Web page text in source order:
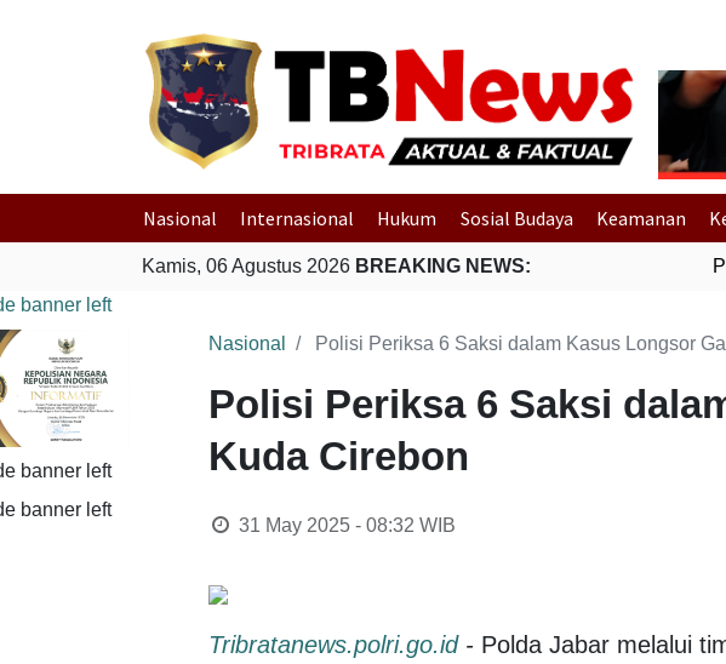
Nasional Internasional Hukum Sosial Budaya Keamanan
Kamis, 06 Agustus 2026 BREAKING NEWS:
Nasional Polisi Periksa 6 Saksi dalam Kasus Longsor
Polisi Periksa 6 Saksi
Kuda Cirebon
31 May 2025 - 08:32 WIB
Tribratanews.polri.go.id- Polda Jabar melalui